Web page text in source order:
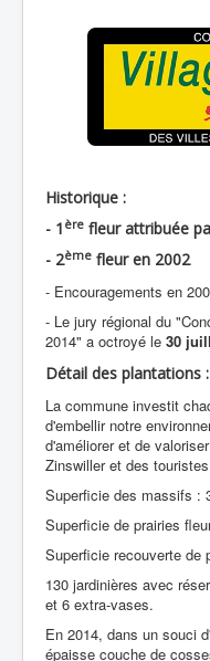
Historique :
- 1 ère fleur attribuée
- 2ème fleur en 2002
- Encouragements en
- Le jury régional du
2014" a octroyé le 30
Détail des plantations :
La commune investit
d'embellir notre
d'améliorer et de
Zinswiller et des
Superficie des massifs :
Superficie de prairies
Superficie recouverte de
130 jardinières avec
et 6 extra-vases.
En 2014, dans un souci
épaisse couche de